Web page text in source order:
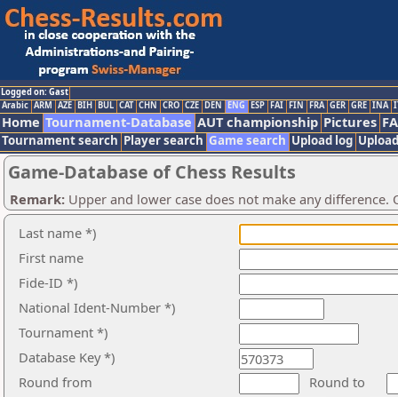
Logged on: Gast
Arabic ARM AZE BIH BUL CAT CHN CRO CZE DEN ENG ESP FAI FIN FRA GER GRE INA
Home Tournament-Database AUT championship Pictures
Tournament search Player search Game search Upload log
Game-Database of Chess Results
Remark: Upper and lower case does not make any
Last name *)
First name
Fide-ID *)
National Ident-Number *)
Tournament *)
Database Key *)
Round from
Round to